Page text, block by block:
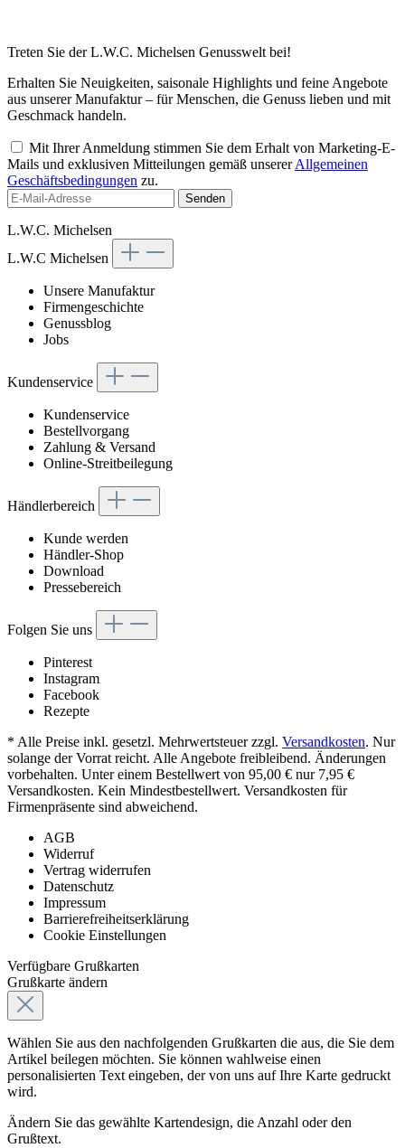
Treten Sie der L.W.C. Michelsen Genusswelt bei!
Erhalten Sie Neuigkeiten, saisonale Highlights und feine Angebote
aus unserer Manufaktur – für Menschen, die Genuss lieben und mit
Geschmack handeln.
Mit Ihrer Anmeldung stimmen Sie dem Erhalt von Marketing-E-
Mails und exklusiven Mitteilungen gemäß unsererAllgemeinen
Geschäftsbedingungen zu.
Senden
L.W.C. Michelsen
L.W.C Michelsen
Unsere Manufaktur
Firmengeschichte
Genussblog
Jobs
Kundenservice
Kundenservice
Bestellvorgang
Zahlung & Versand
Online-Streitbeilegung
Händlerbereich
Kunde werden
Händler-Shop
Download
Pressebereich
Folgen Sie uns
Pinterest
Instagram
Facebook
Rezepte
* Alle Preise inkl. gesetzl. Mehrwertsteuer zzgl. Versandkosten. Nur
solange der Vorrat reicht. Alle Angebote freibleibend. Änderungen
vorbehalten. Unter einem Bestellwert von 95,00 € nur 7,95 €
Versandkosten. Kein Mindestbestellwert. Versandkosten für
Firmenpräsente sind abweichend.
AGB
Widerruf
Vertrag widerrufen
Datenschutz
Impressum
Barrierefreiheitserklärung
Cookie Einstellungen
Verfügbare Grußkarten
Grußkarte ändern
Wählen Sie aus den nachfolgenden Grußkarten die aus, die Sie dem
Artikel beilegen möchten. Sie können wahlweise einen
personalisierten Text eingeben, der von uns auf Ihre Karte gedruckt
wird.
Ändern Sie das gewählte Kartendesign, die Anzahl oder den
Grußtext.